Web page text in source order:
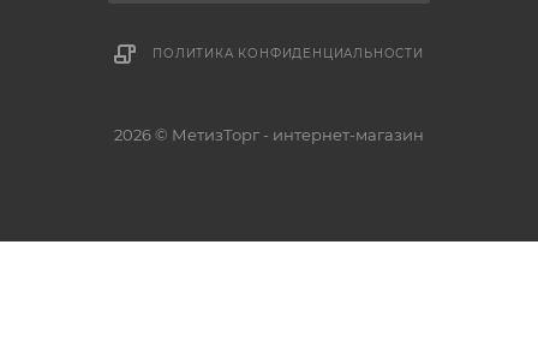
ПОЛИТИКА КОНФИДЕНЦИАЛЬНОСТИ
2026 © МетизТорг - интернет-магазин